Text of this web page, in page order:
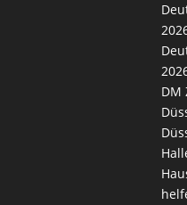
DM